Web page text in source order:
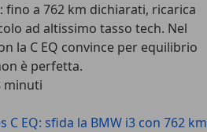
fino a 762 km dichiarati, ricarica
ad altissimo tasso tech. Nel
la C EQ convince per equilibrio
è perfetta.
minuti
EQ: sfida la BMW i3 con 762 km